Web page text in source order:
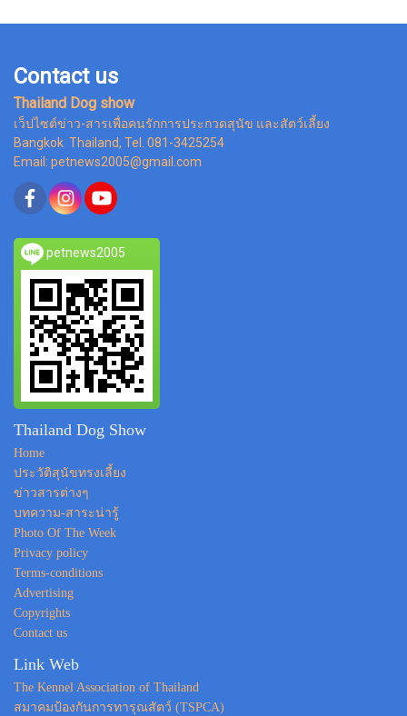
Contact us
Thailand Dog show
เว็ปไซต์ข่าว-สารเพื่อคนรักการประกวดสุนัข และสัตว์เลี้ยง
Bangkok Thailand, Tel. 081-3425254
Email: petnews2005@gmail.com
petnews2005
Thailand Dog Show
Home
ประวัติสุนัขทรงเลี้ยง
ข่าวสารต่างๆ
บทความ-สาระน่ารู้
Photo Of The Week
Privacy policy
Terms-conditions
Advertising
Copyrights
Contact us
Link Web
The Kennel Association of Thailand
สมาคมป้องกันการทารุณสัตว์ (TSPCA)